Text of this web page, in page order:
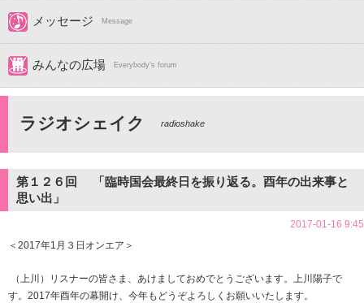
メッセージ Message
みんなの広場 Everybody's forum
ラジオシェイク radioshake
第１２６回 「臨時国会最終日を振り返る。酉年の出来事と
思い出」
2017-01-16 9:45
＜2017年1月３日オンエア＞
（上川）リスナーの皆さま、あけましておめでとうございます。上川陽子で
す。2017年酉年の幕開け、今年もどうぞよろしくお願いいたします。